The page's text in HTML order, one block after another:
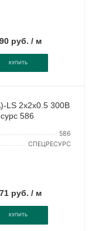
руб. / м
КУПИТЬ
LS 2х2х0.5 300В
586
586
СПЕЦРЕСУРС
руб. / м
КУПИТЬ